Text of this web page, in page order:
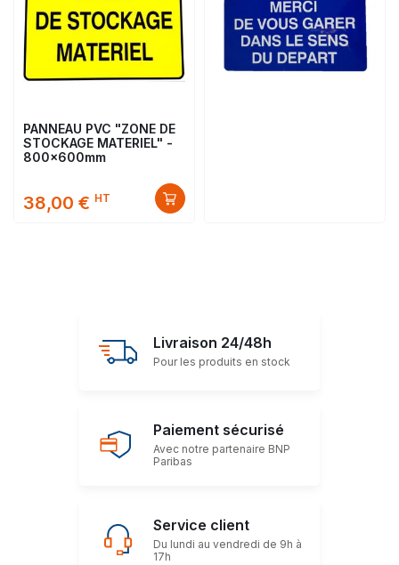
PANNEAU PVC "ZONE DE
STOCKAGE MATERIEL" -
800x600mm
38,00 € HT
Livraison 24/48h
Pour les produits en stock
Paiement sécurisé
Avec notre partenaire BNP
Paribas
Service client
Du lundi au vendredi de 9h à
17h